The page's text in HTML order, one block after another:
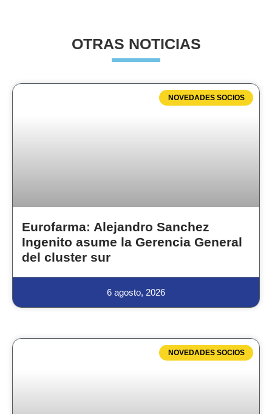
OTRAS NOTICIAS
NOVEDADES SOCIOS
Eurofarma: Alejandro Sanchez
Ingenito asume la Gerencia General
del cluster sur
6 agosto, 2026
NOVEDADES SOCIOS